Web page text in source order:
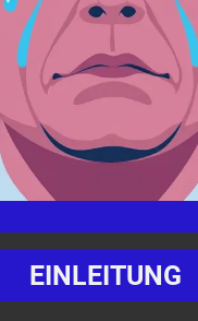
EINLEITUNG